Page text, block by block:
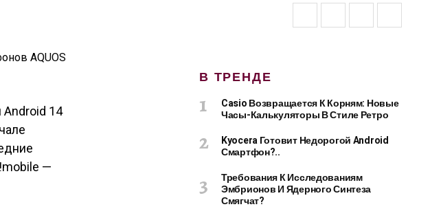
14
—
В ТРЕНДЕ
Casio Возвращается К Корням: Новые
Часы-Калькуляторы В Стиле Ретро
Kyocera Готовит Недорогой Android
Смартфон?..
Требования К Исследованиям
Эмбрионов И Ядерного Синтеза
Смягчат?